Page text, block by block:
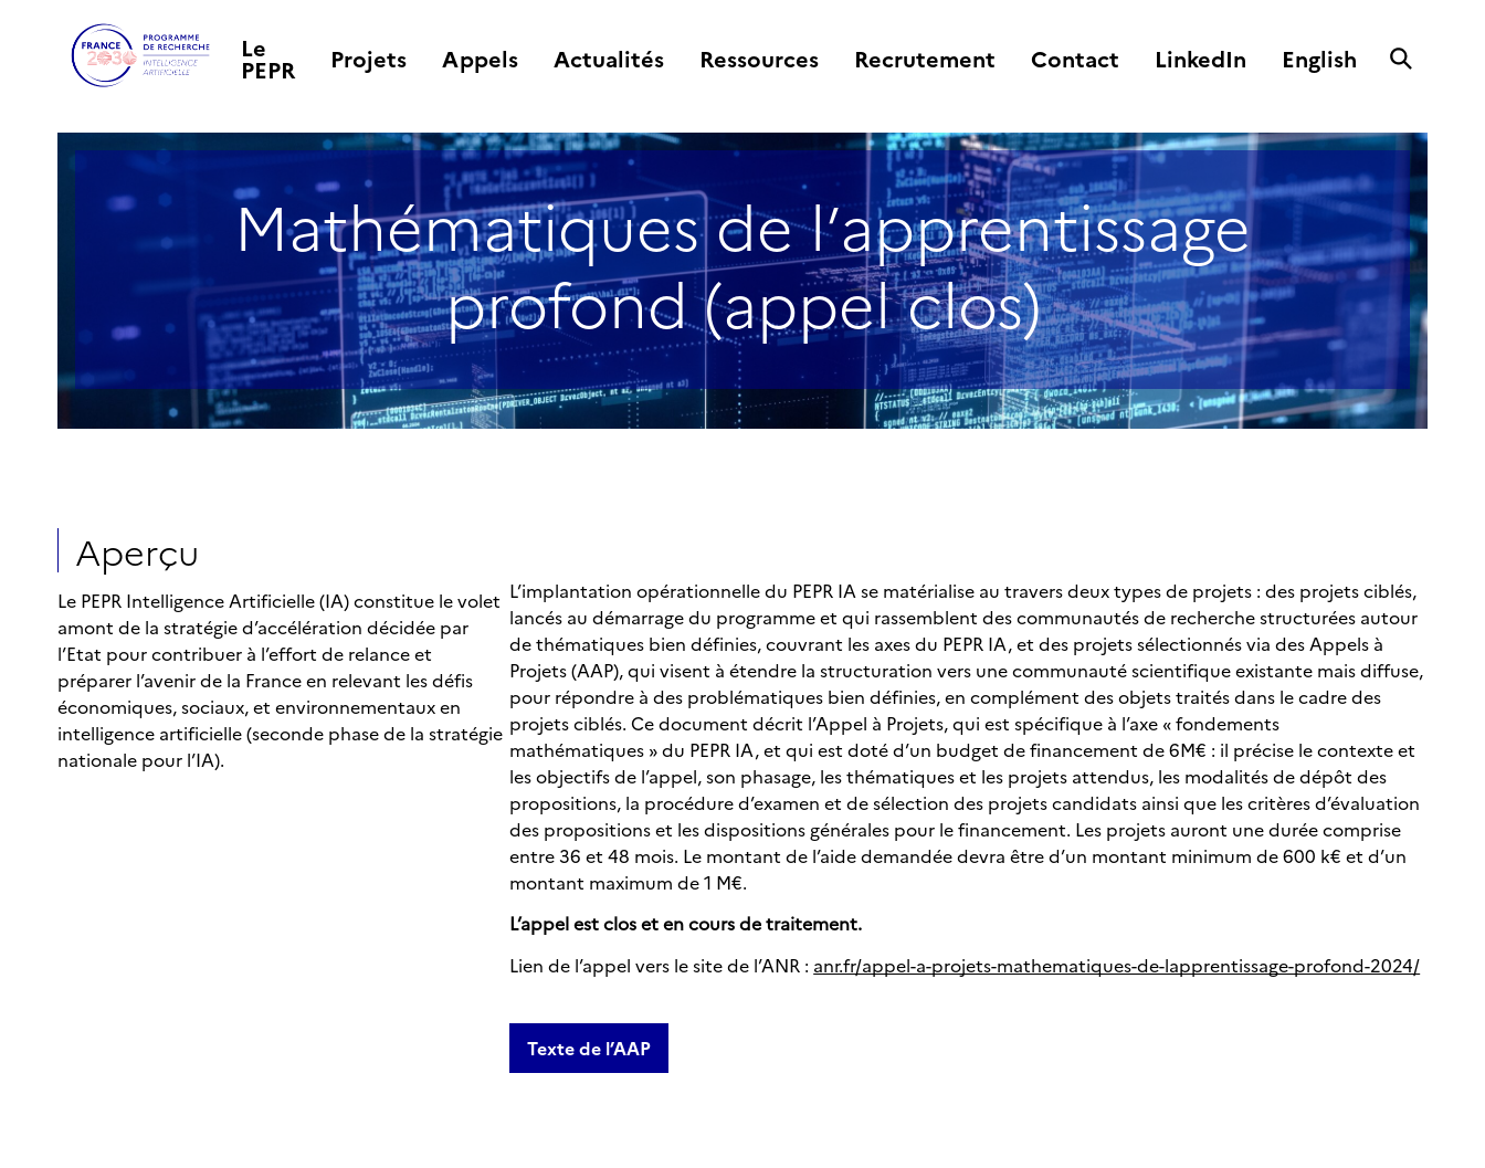
Le
PEPR Projets Appels Actualités Ressources Recrutement Contact LinkedIn English
Mathématiques de l’apprentissage
profond (appel clos)
Aperçu
Le PEPR Intelligence Artificielle (IA) constitue le volet
amont de la stratégie d’accélération décidée par
l’Etat pour contribuer à l’effort de relance et
préparer l’avenir de la France en relevant les défis
économiques, sociaux, et environnementaux en
intelligence artificielle (seconde phase de la stratégie
nationale pour l’IA).
L’implantation opérationnelle du PEPR IA se matérialise au travers deux types de projets : des projets ciblés,
lancés au démarrage du programme et qui rassemblent des communautés de recherche structurées autour
de thématiques bien définies, couvrant les axes du PEPR IA, et des projets sélectionnés via des Appels à
Projets (AAP), qui visent à étendre la structuration vers une communauté scientifique existante mais diffuse,
pour répondre à des problématiques bien définies, en complément des objets traités dans le cadre des
projets ciblés. Ce document décrit l’Appel à Projets, qui est spécifique à l’axe « fondements
mathématiques » du PEPR IA, et qui est doté d’un budget de financement de 6M€ : il précise le contexte et
les objectifs de l’appel, son phasage, les thématiques et les projets attendus, les modalités de dépôt des
propositions, la procédure d’examen et de sélection des projets candidats ainsi que les critères d’évaluation
des propositions et les dispositions générales pour le financement. Les projets auront une durée comprise
entre 36 et 48 mois. Le montant de l’aide demandée devra être d’un montant minimum de 600 k€ et d’un
montant maximum de 1 M€.
L’appel est clos et en cours de traitement.
Lien de l’appel vers le site de l’ANR : anr.fr/appel-a-projets-mathematiques-de-lapprentissage-profond-2024/
Texte de l’AAP